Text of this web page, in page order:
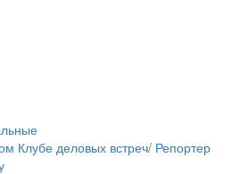
Клубе деловых встреч/ Репортер